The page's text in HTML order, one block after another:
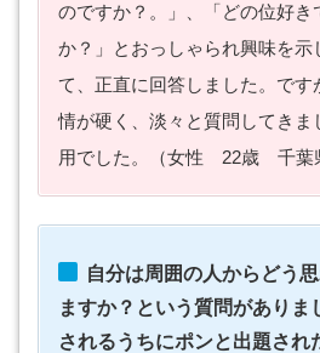
のですか？。」、「どの位好き
か？」とおっしゃられ興味を示
て、正直に回答しました。です
情が硬く、淡々と質問してきま
用でした。（女性 22歳 千葉
自分は周囲の人からどう
ますか？という質問がありま
されるうちにポンと出題され